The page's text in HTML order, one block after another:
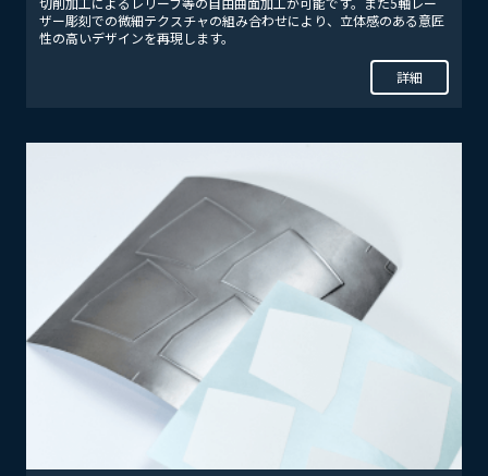
ザー彫刻での微細テクスチャの組み合わせにより、立体感のある意匠
性の高いデザインを再現します。
詳細